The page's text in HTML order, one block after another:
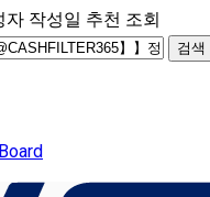
자 작성일 추천 조회
검색